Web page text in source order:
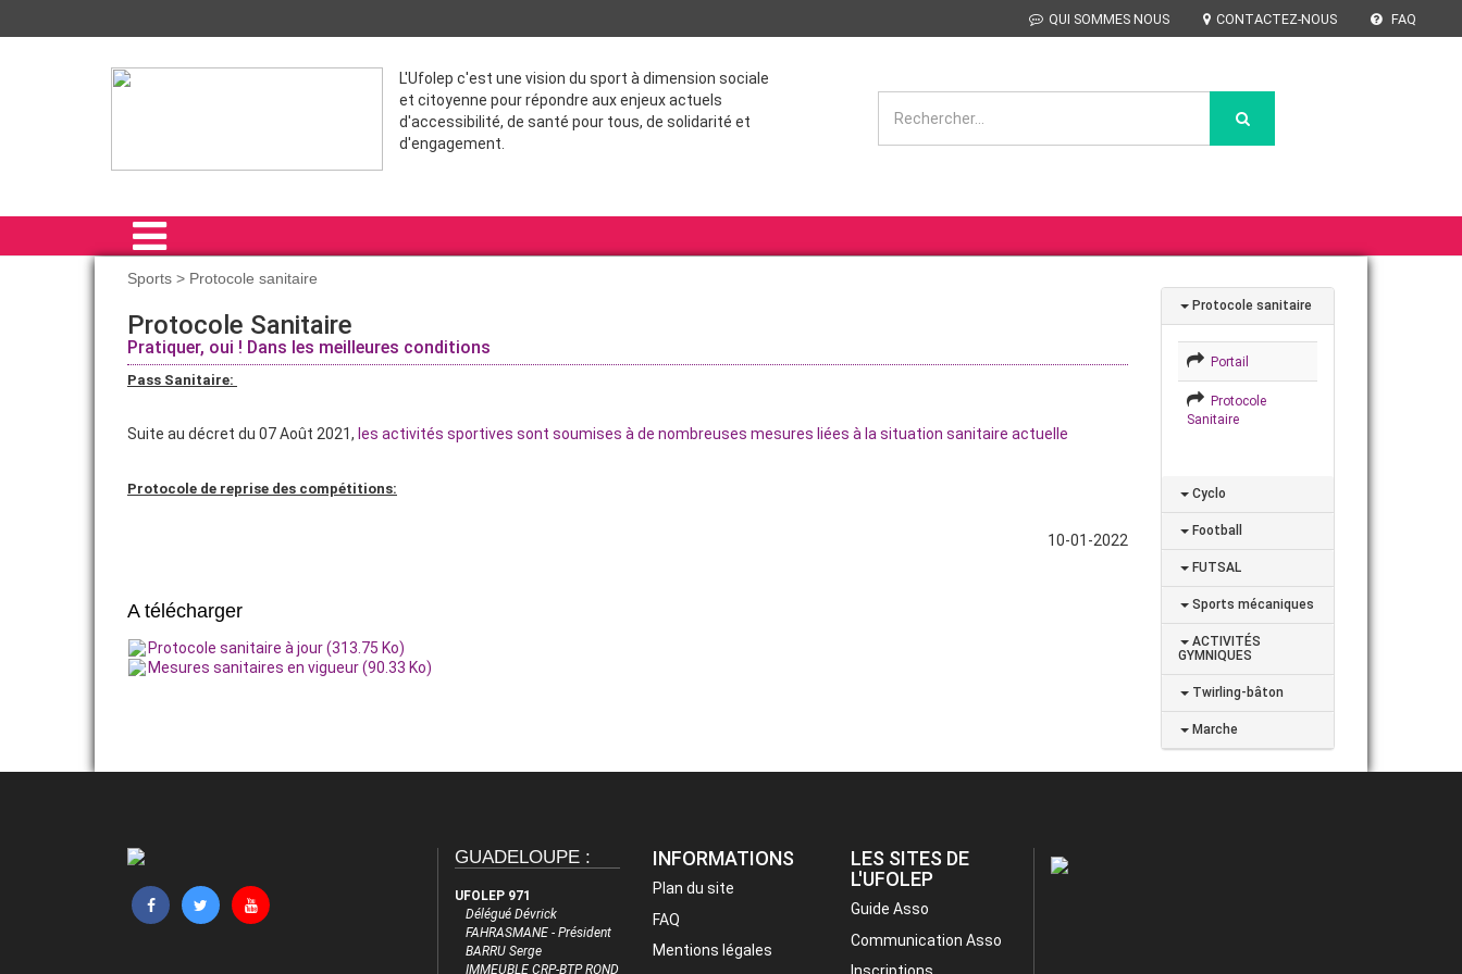
QUI SOMMES NOUS CONTACTEZ-NOUS FAQ
L'Ufolep c'est une vision du sport à dimension sociale
et citoyenne pour répondre aux enjeux actuels
d'accessibilité, de santé pour tous, de solidarité et
d'engagement.
SPORTS
ACTIONS
VIE ASSOCIATIVE
Sports > Protocole sanitaire
Protocole Sanitaire
Pratiquer, oui ! Dans les meilleures conditions
Pass Sanitaire:
Suite au décret du 07 Août 2021, les activités sportives sont soumises à de nombreuses mesures liées à la situation sanitaire actuelle
Protocole de reprise des compétitions:
10-01-2022
A télécharger
Protocole sanitaire à jour (313.75 Ko)
Mesures sanitaires en vigueur (90.33 Ko)
Protocole sanitaire
Portail
Protocole
Sanitaire
Cyclo
Football
FUTSAL
Sports mécaniques
ACTIVITÉS
GYMNIQUES
Twirling-bâton
Marche
GUADELOUPE :
UFOLEP 971
Délégué Dévrick
FAHRASMANE - Président
BARRU Serge
IMMEUBLE CRP-BTP ROND
INFORMATIONS
Plan du site
FAQ
Mentions légales
LES SITES DE
L'UFOLEP
Guide Asso
Communication Asso